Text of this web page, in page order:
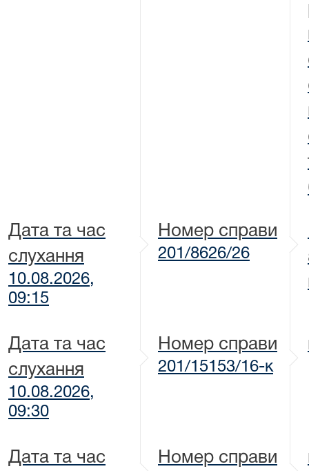
Дата та час
слухання
10.08.2026,
09:15
Номер справи
201/8626/26
Дата та час
слухання
10.08.2026,
09:30
Номер справи
201/15153/16-к
Дата та час
Номер справи